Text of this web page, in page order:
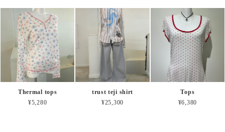
Thermal tops
¥5,280
trust teji shirt
¥25,300
Tops
¥6,380